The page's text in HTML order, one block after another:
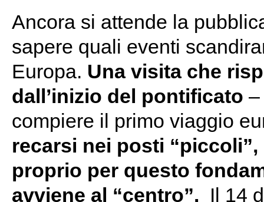
Ancora si attende la
sapere quali eventi
Europa. Una visita che
dall’inizio del pontificato –
compiere il primo viaggio
recarsi nei posti
proprio per questo
avviene al “centro”. Il 14